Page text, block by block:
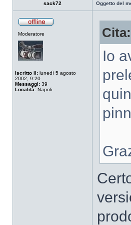
sack72 Oggetto del
Moderatore
Iscritto il: lunedì 5 agosto
2002, 9:20
Messaggi: 39
Località: Napoli
Cita:
Io